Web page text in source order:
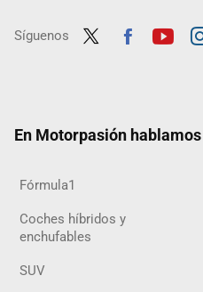
Síguenos
En Motorpasión
Fórmula1
Coches híbridos y
enchufables
SUV